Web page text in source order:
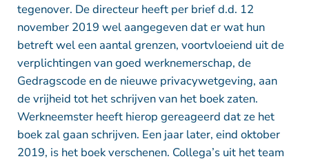
tegenover. De directeur heeft per brief d.d. 12
november 2019 wel aangegeven dat er wat hun
betreft wel een aantal grenzen, voortvloeiend uit de
verplichtingen van goed werknemerschap, de
Gedragscode en de nieuwe privacywetgeving, aan
de vrijheid tot het schrijven van het boek zaten.
Werkneemster heeft hierop gereageerd dat ze het
boek zal gaan schrijven. Een jaar later, eind oktober
2019, is het boek verschenen. Collega’s uit het team